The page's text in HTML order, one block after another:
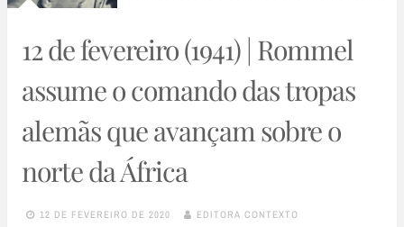
12 de fevereiro (1941) | Rommel
assume o comando das tropas
alemãs que avançam sobre o
norte da África
12 DE FEVEREIRO DE 2020 EDITORA CONTEXTO